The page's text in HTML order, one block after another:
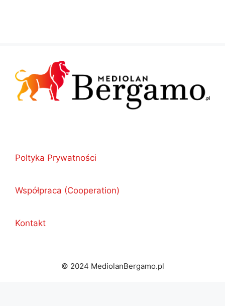
Poltyka Prywatności
Współpraca (Cooperation)
Kontakt
© 2024 MediolanBergamo.pl